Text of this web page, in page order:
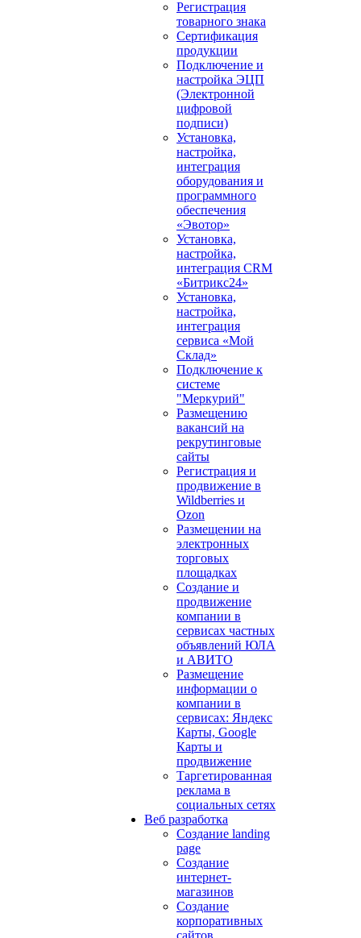
Регистрация
товарного знака
Сертификация
продукции
Подключение и
настройка ЭЦП
(Электронной
цифровой
подписи)
Установка,
настройка,
интеграция
оборудования и
программного
обеспечения
«Эвотор»
Установка,
настройка,
интеграция CRM
«Битрикс24»
Установка,
настройка,
интеграция
сервиса «Мой
Склад»
Подключение к
системе
"Меркурий"
Размещению
вакансий на
рекрутинговые
сайты
Регистрация и
продвижение в
Wildberries и
Ozon
Размещении на
электронных
торговых
площадках
Создание и
продвижение
компании в
сервисах частных
объявлений ЮЛА
и АВИТО
Размещение
информации о
компании в
сервисах: Яндекс
Карты, Google
Карты и
продвижение
Таргетированная
реклама в
социальных сетях
Веб разработка
Создание landing
page
Создание
интернет-
магазинов
Создание
корпоративных
сайтов